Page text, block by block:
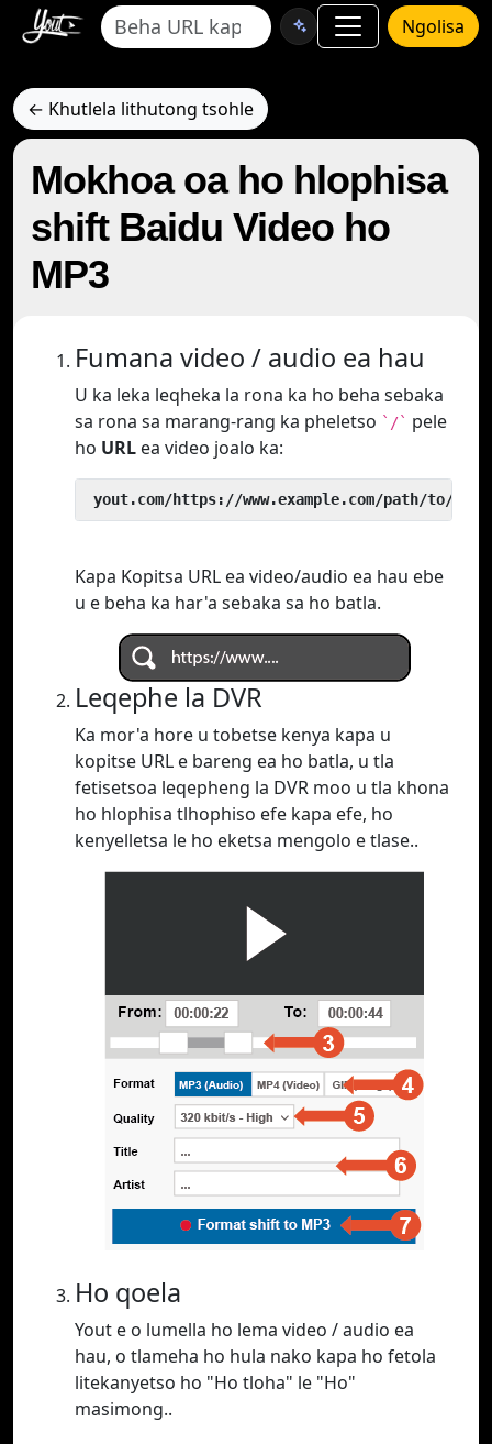
Ngolisa
← Khutlela lithutong tsohle
Mokhoa oa ho hlophisa
shift Baidu Video ho
MP3
Fumana video / audio ea hau
U ka leka leqheka la rona ka ho beha sebaka
sa rona sa marang-rang ka pheletso `/` pele
ho URL ea video joalo ka:
yout.com/https://www.example.com/path/to/
Kapa Kopitsa URL ea video/audio ea hau ebe
u e beha ka har'a sebaka sa ho batla.
Leqephe la DVR
Ka mor'a hore u tobetse kenya kapa u
kopitse URL e bareng ea ho batla, u tla
fetisetsoa leqepheng la DVR moo u tla khona
ho hlophisa tlhophiso efe kapa efe, ho
kenyelletsa le ho eketsa mengolo e tlase..
Ho qoela
Yout e o lumella ho lema video / audio ea
hau, o tlameha ho hula nako kapa ho fetola
litekanyetso ho "Ho tloha" le "Ho"
masimong..